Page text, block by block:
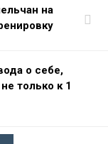
на
о себе,
только к 1